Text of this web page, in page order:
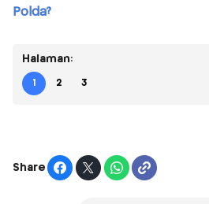
Polda?
Halaman:
1 2 3
Share